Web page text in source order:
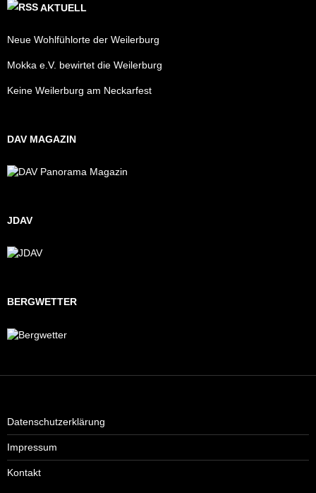
AKTUELL
Neue Wohlfühlorte der Weilerburg
Mokka e.V. bewirtet die Weilerburg
Keine Weilerburg am Neckarfest
DAV MAGAZIN
JDAV
BERGWETTER
Datenschutzerklärung
Impressum
Kontakt